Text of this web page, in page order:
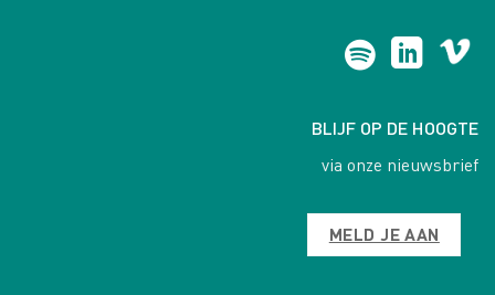
BLIJF OP DE HOOGTE
via onze nieuwsbrief
MELD JE AAN